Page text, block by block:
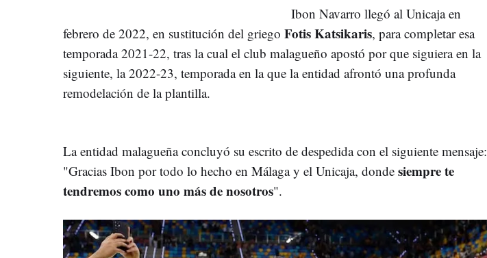
Ibon Navarro llegó al Unicaja en
febrero de 2022, en sustitución del griego Fotis Katsikaris, para completar esa
temporada 2021-22, tras la cual el club malagueño apostó por que siguiera en la
siguiente, la 2022-23, temporada en la que la entidad afrontó una profunda
remodelación de la plantilla.
La entidad malagueña concluyó su escrito de despedida con el siguiente mensaje:
"Gracias Ibon por todo lo hecho en Málaga y el Unicaja, donde siempre te
tendremos como uno más de nosotros".